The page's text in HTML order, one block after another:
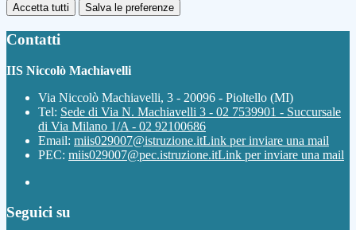
Accetta tutti Salva le preferenze
Contatti
IIS Niccolò Machiavelli
Via Niccolò Machiavelli, 3 - 20096 - Pioltello (MI)
Tel: Sede di Via N. Machiavelli 3 - 02 7539901 - Succursale
di Via Milano 1/A - 02 92100686
Email: miis029007@istruzione.itLink per inviare una mail
PEC: miis029007@pec.istruzione.itLink per inviare una mail
Seguici su